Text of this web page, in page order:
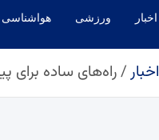
اخبار ورزشی هواشناسی
اخبار راه‌های ساده برای